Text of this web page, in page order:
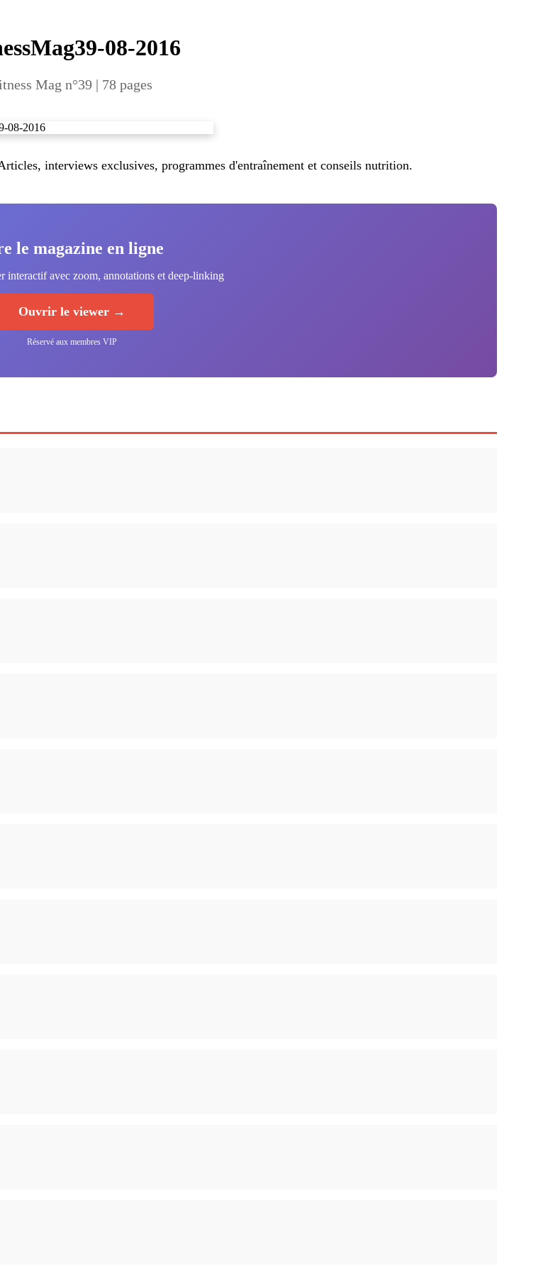
08-2016
Mag n°39 | 78 pages
interviews exclusives, programmes d'entraînement et conseils nutrition.
le magazine en ligne
interactif avec zoom, annotations et deep-linking
Ouvrir le viewer →
Réservé aux membres VIP